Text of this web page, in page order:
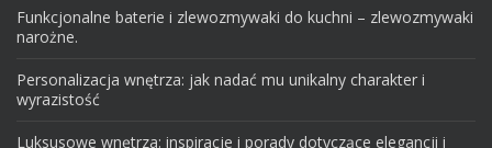
Funkcjonalne baterie i zlewozmywaki do kuchni – zlewozmywaki
narożne.
Personalizacja wnętrza: jak nadać mu unikalny charakter i
wyrazistość
Luksusowe wnętrza: inspiracje i porady dotyczące elegancji i